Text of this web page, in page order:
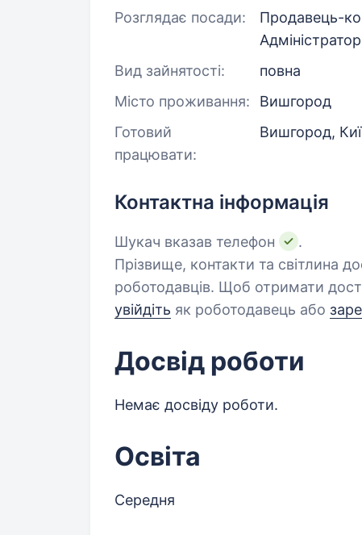
Розглядає посади:
Продавець-
Вид зайнятості:
повна
Місто проживання:
Вишгород
Готовий
працювати:
Вишгород,
Контактна інформація
Шукач вказав телефон
.
Прізвище, контакти та світлина
роботодавців. Щоб отримати
увійдіть як роботодавець або
Досвід роботи
Немає досвіду роботи.
Освіта
Середня